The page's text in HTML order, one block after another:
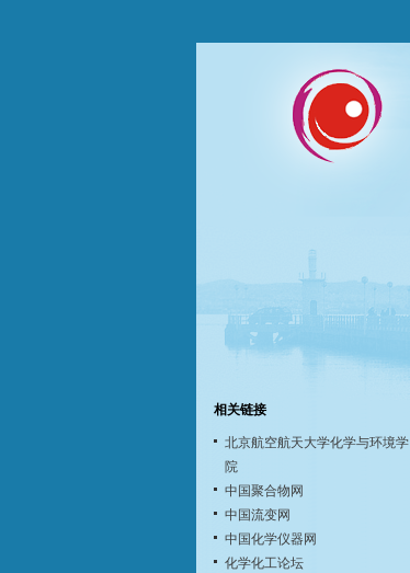
相关链接
北京航空航天大学化学与环境学
院
中国聚合物网
中国流变网
中国化学仪器网
化学化工论坛